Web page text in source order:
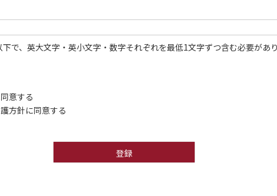
で、英大文字・英小文字・数字それぞれを最低1文字ずつ含む必要があ
意する
方針に同意する
登録